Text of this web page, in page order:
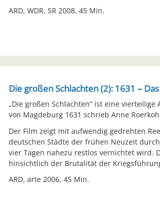
ARD, WDR, SR 2008, 45 Min.
Die großen Schlachten (2): 1631 –
„Die großen Schlachten“ ist eine vierteilige
von Magdeburg 1631 schrieb Anne
Der Film zeigt mit aufwendig gedrehten
deutschen Städte der frühen Neuzeit
vier Tagen nahezu restlos vernichtet wird.
hinsichtlich der Brutalität der
ARD, arte 2006, 45 Min.